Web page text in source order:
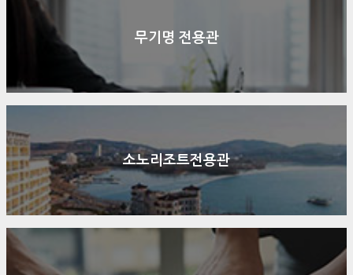
무기명 전용관
소노리조트전용관